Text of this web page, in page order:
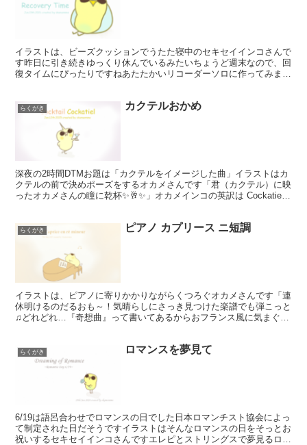
イラストは、ビーズクッションでうたた寝中のセキセイインコさんで
す昨日に引き続きゆっくり休んでいるみたいちょうど週末なので、回
復タイムにぴったりですねあたたかいリコーダーソロに作ってみまし
らくがき カクテルおかめ
深夜の2時間DTMお題は「カクテルをイメージした曲」イラストはカ
クテルの前で決めポーズをするオカメさんです「君（カクテル）に映
ったオカメさんの瞳に乾杯✨🥂✨」オカメインコの英訳は Cockatiel
らくがき ピアノ カプリース ニ短調
イラストは、ピアノに寄りかかりながらくつろぐオカメさんです「連
休明けるのだるおも～！気晴らしにさっき見つけた楽譜でも弾こっと
♫どれどれ…『奇想曲』って書いてあるからおフランス風に気まぐれ
らくがき ロマンスを夢見て
6/19は語呂合わせでロマンスの日でした日本ロマンチスト協会によっ
て制定された日だそうですイラストはそんなロマンスの日をそっとお
祝いするセキセイインコさんですエレピとストリングスで夢見るロマ